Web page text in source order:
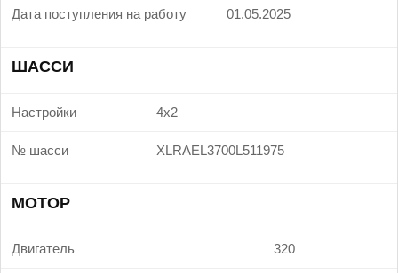
Дата поступления на работу 01.05.2025
ШАССИ
Настройки 4x2
№ шасси XLRAEL3700L511975
МОТОР
Двигатель 320